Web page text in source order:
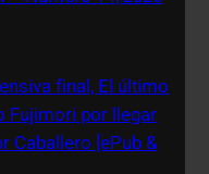
final, El último
Fujimori por llegar
Caballero [ePub &